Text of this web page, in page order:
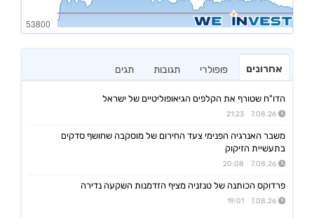
אחרונים פופולרי תגובות תגים
הדו"ח שטורף את הקלפים הגיאופוליטיים של ישראל
7.08.26 21:23
משבר האנרגיה הפנימי צעד החירום של מוסקבה שחושף סדקים
בתעשיית הזיקוק
7.08.26 20:08
פרדוקס הכותנה של טנזניה מציף הזדמנות השקעה נדירה
7.08.26 19:01